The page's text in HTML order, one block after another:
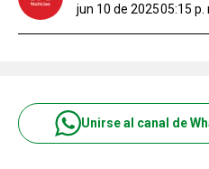
jun 10 de 202505:15 p.
Unirse al canal de